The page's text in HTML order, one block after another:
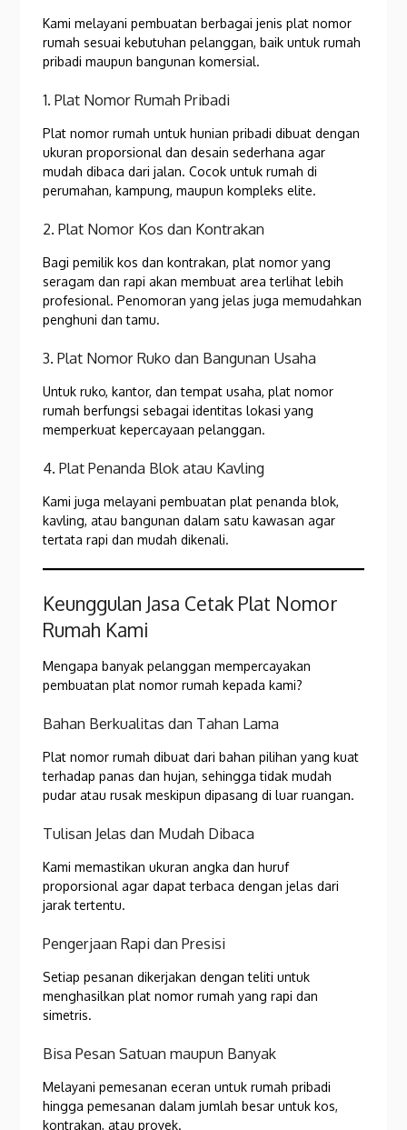
Kami melayani pembuatan berbagai jenis plat nomor
rumah sesuai kebutuhan pelanggan, baik untuk rumah
pribadi maupun bangunan komersial.
1. Plat Nomor Rumah Pribadi
Plat nomor rumah untuk hunian pribadi dibuat dengan
ukuran proporsional dan desain sederhana agar
mudah dibaca dari jalan. Cocok untuk rumah di
perumahan, kampung, maupun kompleks elite.
2. Plat Nomor Kos dan Kontrakan
Bagi pemilik kos dan kontrakan, plat nomor yang
seragam dan rapi akan membuat area terlihat lebih
profesional. Penomoran yang jelas juga memudahkan
penghuni dan tamu.
3. Plat Nomor Ruko dan Bangunan Usaha
Untuk ruko, kantor, dan tempat usaha, plat nomor
rumah berfungsi sebagai identitas lokasi yang
memperkuat kepercayaan pelanggan.
4. Plat Penanda Blok atau Kavling
Kami juga melayani pembuatan plat penanda blok,
kavling, atau bangunan dalam satu kawasan agar
tertata rapi dan mudah dikenali.
Keunggulan Jasa Cetak Plat Nomor
Rumah Kami
Mengapa banyak pelanggan mempercayakan
pembuatan plat nomor rumah kepada kami?
Bahan Berkualitas dan Tahan Lama
Plat nomor rumah dibuat dari bahan pilihan yang kuat
terhadap panas dan hujan, sehingga tidak mudah
pudar atau rusak meskipun dipasang di luar ruangan.
Tulisan Jelas dan Mudah Dibaca
Kami memastikan ukuran angka dan huruf
proporsional agar dapat terbaca dengan jelas dari
jarak tertentu.
Pengerjaan Rapi dan Presisi
Setiap pesanan dikerjakan dengan teliti untuk
menghasilkan plat nomor rumah yang rapi dan
simetris.
Bisa Pesan Satuan maupun Banyak
Melayani pemesanan eceran untuk rumah pribadi
hingga pemesanan dalam jumlah besar untuk kos,
kontrakan, atau proyek.